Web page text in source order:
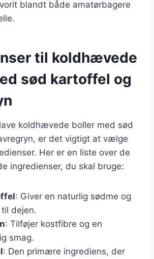
blandt både amatørbagere
til koldhævede
sød kartoffel og
koldhævede boller med sød
er det vigtigt at vælge
Her er en liste over de
ingredienser, du skal bruge:
: Giver en naturlig sødme og
dejen.
: Tilføjer kostfibre og en
smag.
: Den primære ingrediens, der